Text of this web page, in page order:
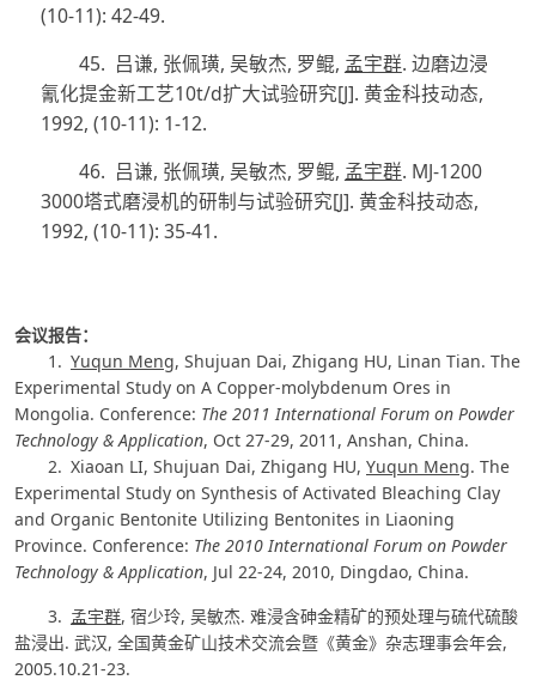
(10-11): 42-49.
45. 吕谦, 张佩璜, 吴敏杰, 罗鲲, 孟宇群. 边磨边浸
氰化提金新工艺10t/d扩大试验研究[J]. 黄金科技动态,
1992, (10-11): 1-12.
46. 吕谦, 张佩璜, 吴敏杰, 罗鲲, 孟宇群. MJ-1200
3000塔式磨浸机的研制与试验研究[J]. 黄金科技动态,
1992, (10-11): 35-41.
会议报告：
1. Yuqun Meng, Shujuan Dai, Zhigang HU, Linan Tian. The
Experimental Study on A Copper-molybdenum Ores in
Mongolia. Conference: The 2011 International Forum on Powder
Technology & Application, Oct 27-29, 2011, Anshan, China.
2. Xiaoan LI, Shujuan Dai, Zhigang HU, Yuqun Meng. The
Experimental Study on Synthesis of Activated Bleaching Clay
and Organic Bentonite Utilizing Bentonites in Liaoning
Province. Conference: The 2010 International Forum on Powder
Technology & Application, Jul 22-24, 2010, Dingdao, China.
3. 孟宇群, 宿少玲, 吴敏杰. 难浸含砷金精矿的预处理与硫代硫酸
盐浸出. 武汉, 全国黄金矿山技术交流会暨《黄金》杂志理事会年会,
2005.10.21-23.